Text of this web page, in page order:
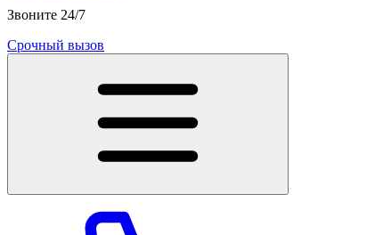
Звоните 24/7
Срочный вызов